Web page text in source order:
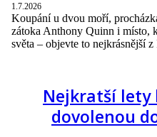
1.7.2026
Koupání u dvou moří,
zátoka Anthony Quinn i místo,
světa – objevte to nejkrásnější z
Nejkratší lety
dovolenou